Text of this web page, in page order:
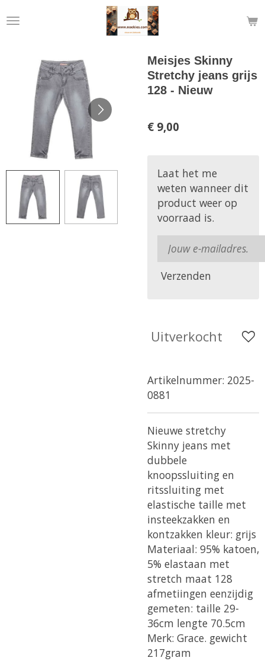
direct
hoofdinhoud
Meisjes Skinny
Stretchy jeans grijs
128 - Nieuw
€ 9,00
Laat het me
weten wanneer dit
product weer op
voorraad is.
Verzenden
Uitverkocht
Artikelnummer: 2025-
0881
Nieuwe stretchy
Skinny jeans met
dubbele
knoopssluiting en
ritssluiting met
elastische taille met
insteekzakken en
kontzakken kleur: grijs
Materiaal: 95% katoen,
5% elastaan met
stretch maat 128
afmetiingen eenzijdig
gemeten: taille 29-
36cm lengte 70.5cm
Merk: Grace. gewicht
217gram